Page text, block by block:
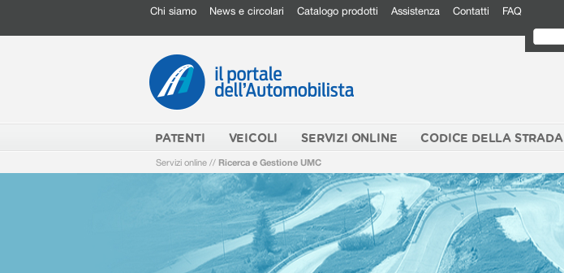
Chi siamo News e circolari Catalogo prodotti Assistenza Contatti FAQ
PATENTI VEICOLI SERVIZI ONLINE CODICE DELLA STRADA
Servizi online // Ricerca e Gestione UMC